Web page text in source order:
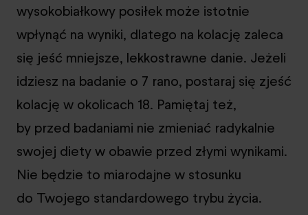
wysokobiałkowy posiłek może istotnie
wpłynąć na wyniki, dlatego na kolację zaleca
się jeść mniejsze, lekkostrawne danie. Jeżeli
idziesz na badanie o 7 rano, postaraj się zjeść
kolację w okolicach 18. Pamiętaj też,
by przed badaniami nie zmieniać radykalnie
swojej diety w obawie przed złymi wynikami.
Nie będzie to miarodajne w stosunku
do Twojego standardowego trybu życia.